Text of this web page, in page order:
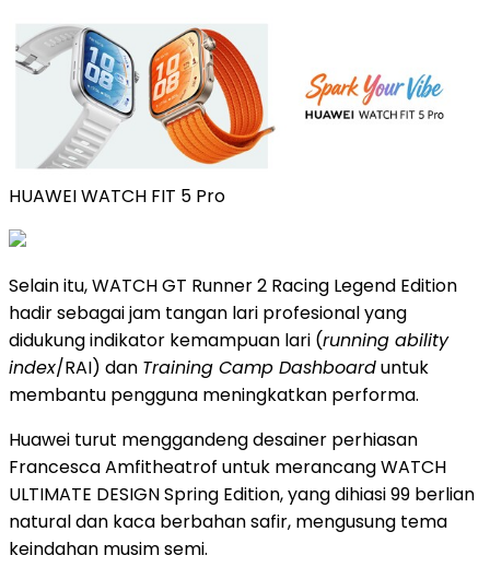
HUAWEI WATCH FIT 5 Pro
Selain itu, WATCH GT Runner 2 Racing Legend Edition
hadir sebagai jam tangan lari profesional yang
didukung indikator kemampuan lari (running ability
index/RAI) dan Training Camp Dashboarduntuk
membantu pengguna meningkatkan performa.
Huawei turut menggandeng desainer perhiasan
Francesca Amfitheatrof untuk merancang WATCH
ULTIMATE DESIGN Spring Edition, yang dihiasi 99 berlian
natural dan kaca berbahan safir, mengusung tema
keindahan musim semi.